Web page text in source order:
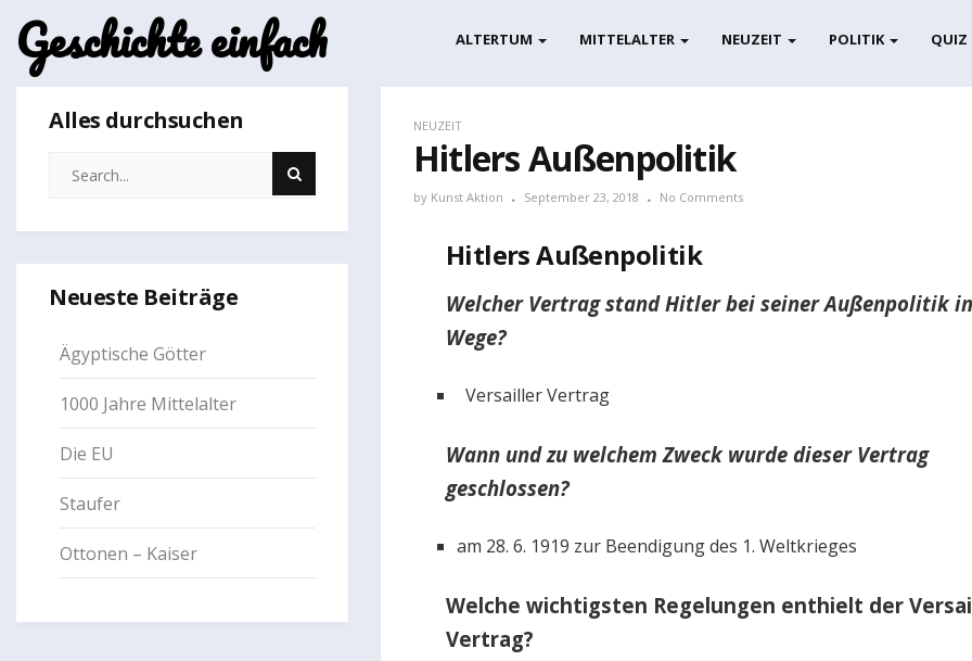
Geschichte einfach ALTERTUM MITTELALTER NEUZEIT POLITIK QUIZ
Alles durchsuchen
Neueste Beiträge
Ägyptische Götter
1000 Jahre Mittelalter
Die EU
Staufer
Ottonen – Kaiser
NEUZEIT
Hitlers Außenpolitik
by Kunst Aktion September 23, 2018 No Comments
Hitlers Außenpolitik
Welcher Vertrag stand Hitler bei seiner Außenpolitik
Wege?
Versailler Vertrag
Wann und zu welchem Zweck wurde dieser Vertrag
geschlossen?
am 28. 6. 1919 zur Beendigung des 1. Weltkrieges
Welche wichtigsten Regelungen enthielt der
Vertrag?